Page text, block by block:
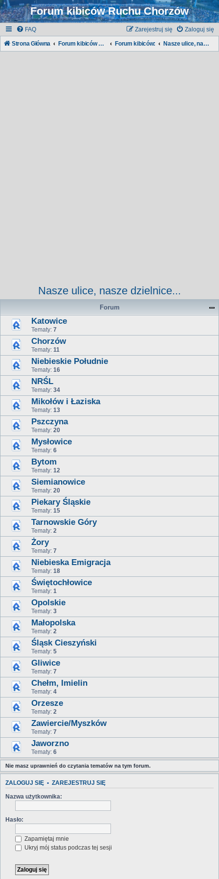
Forum kibiców Ruchu Chorzów
FAQ Zaloguj się
Zarejestruj się
Strona Główna Forum kibiców Ruchu Forum kibiców: Nasze ulice, nasze dzielnice...
Nasze ulice, nasze dzielnice...
Forum
Katowice
Tematy: 7
Chorzów
Tematy: 11
Niebieskie Południe
Tematy: 16
NRŚL
Tematy: 34
Mikołów i Łaziska
Tematy: 13
Pszczyna
Tematy: 20
Mysłowice
Tematy: 6
Bytom
Tematy: 12
Siemianowice
Tematy: 20
Piekary Śląskie
Tematy: 15
Tarnowskie Góry
Tematy: 2
Żory
Tematy: 7
Niebieska Emigracja
Tematy: 18
Świętochłowice
Tematy: 1
Opolskie
Tematy: 3
Małopolska
Tematy: 2
Śląsk Cieszyński
Tematy: 5
Gliwice
Tematy: 7
Chełm, Imielin
Tematy: 4
Orzesze
Tematy: 2
Zawiercie/Myszków
Tematy: 7
Jaworzno
Tematy: 6
Nie masz uprawnień do czytania tematów na tym forum.
ZALOGUJ SIĘ • ZAREJESTRUJ SIĘ
Nazwa użytkownika:
Hasło:
Zapamiętaj mnie
Ukryj mój status podczas tej sesji